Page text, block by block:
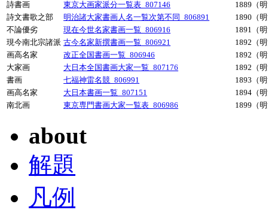
詩書画
東京大画家派分一覧表_807146
1889（
詩文書歌之部
明治諸大家書画人名一覧次第不同_806891
1890（
不論優劣
現在今世名家書画一覧_806916
1891（
現今南北宗諸派 古今名家新撰書画一覧_806921
1892（
画高名家
改正全国書画一覧_806946
1892（
大家画
大日本全国書画大家一覧_807176
1892（
書画
七福神雷名競_806991
1893（
画高名家
大日本書画一覧_807151
1894（
南北画
東京専門書画大家一覧表_806986 1899（
about
解題
凡例